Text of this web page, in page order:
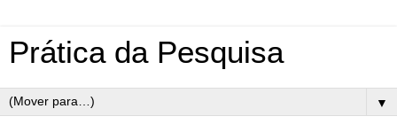
Prática da Pesquisa
▼